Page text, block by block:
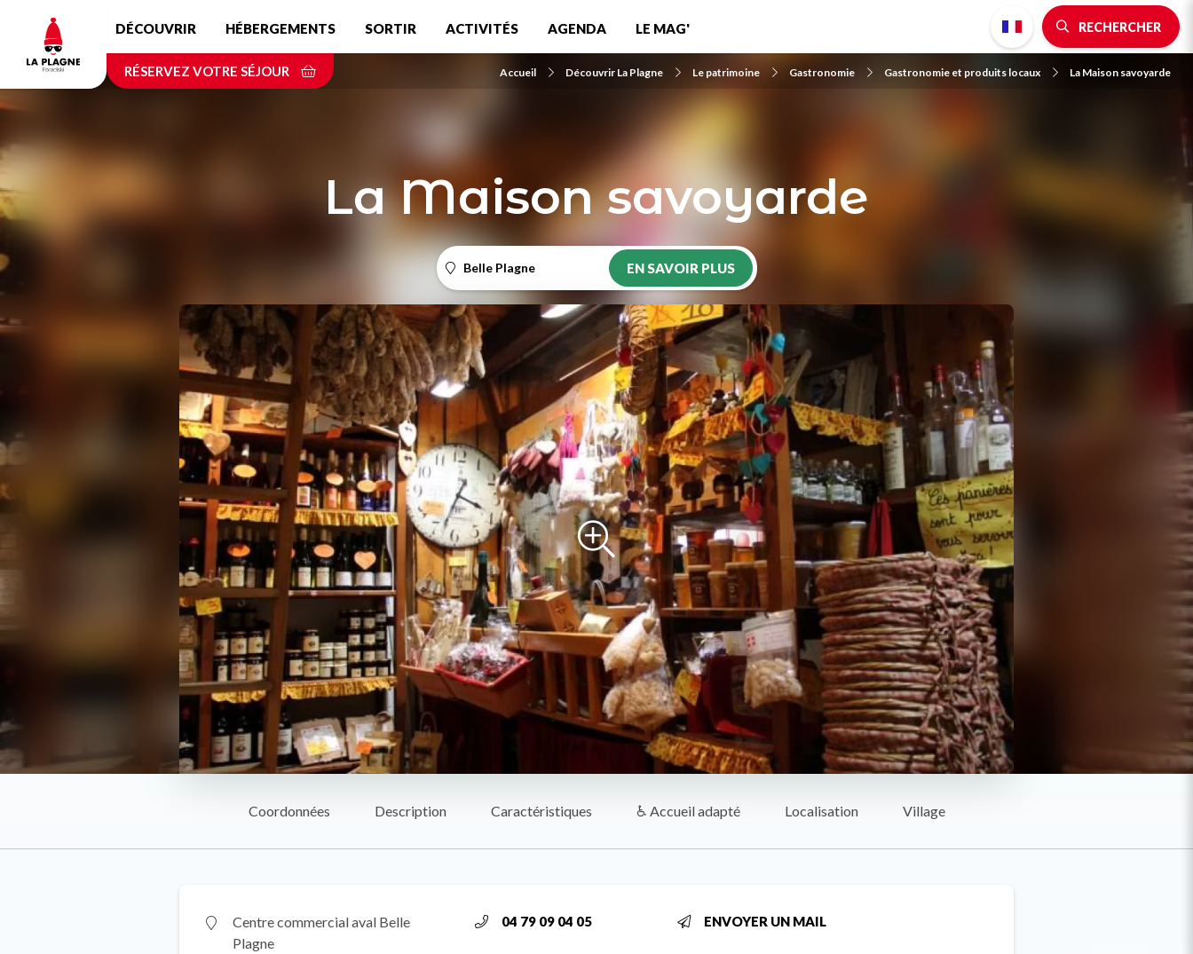
contenu
principal
DÉCOUVRIR HÉBERGEMENTS SORTIR ACTIVITÉS AGENDA LE MAG' RECHERCHER
RÉSERVEZ VOTRE SÉJOUR Accueil Découvrir La Plagne Le patrimoine Gastronomie Gastronomie et produits locaux La Maison savoyarde
La Maison savoyarde
Belle Plagne EN SAVOIR PLUS
Coordonnées Description Caractéristiques ♿ Accueil adapté Localisation Village
Centre commercial aval Belle
Plagne
04 79 09 04 05 ENVOYER UN MAIL